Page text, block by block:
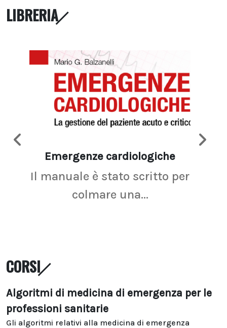
LIBRERIA
Emergenze cardiologiche
Il manuale è stato scritto per
colmare una...
CORSI
Algoritmi di medicina di emergenza per le
professioni sanitarie
Gli algoritmi relativi alla medicina di emergenza